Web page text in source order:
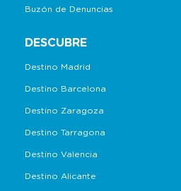
Buzón de Denuncias
DESCUBRE
Destino Madrid
Destino Barcelona
Destino Zaragoza
Destino Tarragona
Destino Valencia
Destino Alicante